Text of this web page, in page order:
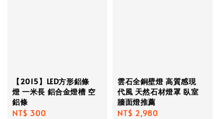
【2015】LED方形鋁條
燈 一米長 鋁合金燈槽 空
鋁條
Regular
NT$ 300
雲石全銅壁燈 高質感現
代風 天然石材燈罩 臥室
牆面燈推薦
Regular
NT$ 2,980